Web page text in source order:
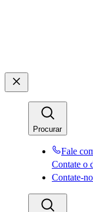
Procurar​​
Fale
Contate o
Contate-